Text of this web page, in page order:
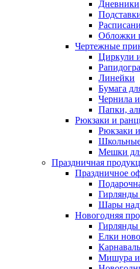
Дневники
Обложки
Чертежные
Циркули
Линейки
Бумага
Чернила
Папки,
Рюкзаки и
Рюкзаки
Мешки
Праздничная
Праздничное
Гирлянды
Шары
Новогодняя
Гирлянды
Елки
Мишура